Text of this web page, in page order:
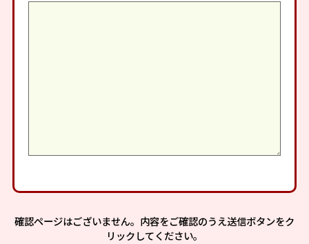
確認ページはございません。内容をご確認のうえ送信ボタンをク
リックしてください。